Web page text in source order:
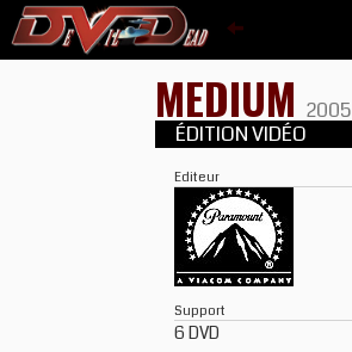
MEDIUM 2005
ÉDITION VIDÉO
Editeur
Support
6 DVD